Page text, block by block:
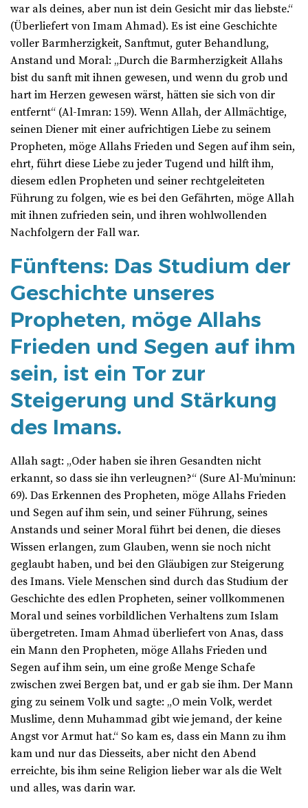
war als deines, aber nun ist dein Gesicht mir das liebste.“
(Überliefert von Imam Ahmad). Es ist eine Geschichte
voller Barmherzigkeit, Sanftmut, guter Behandlung,
Anstand und Moral: „Durch die Barmherzigkeit Allahs
bist du sanft mit ihnen gewesen, und wenn du grob und
hart im Herzen gewesen wärst, hätten sie sich von dir
entfernt“ (Al-Imran: 159). Wenn Allah, der Allmächtige,
seinen Diener mit einer aufrichtigen Liebe zu seinem
Propheten, möge Allahs Frieden und Segen auf ihm sein,
ehrt, führt diese Liebe zu jeder Tugend und hilft ihm,
diesem edlen Propheten und seiner rechtgeleiteten
Führung zu folgen, wie es bei den Gefährten, möge Allah
mit ihnen zufrieden sein, und ihren wohlwollenden
Nachfolgern der Fall war.
Fünftens: Das Studium der
Geschichte unseres
Propheten, möge Allahs
Frieden und Segen auf ihm
sein, ist ein Tor zur
Steigerung und Stärkung
des Imans.
Allah sagt: „Oder haben sie ihren Gesandten nicht
erkannt, so dass sie ihn verleugnen?“ (Sure Al-Mu’minun:
69). Das Erkennen des Propheten, möge Allahs Frieden
und Segen auf ihm sein, und seiner Führung, seines
Anstands und seiner Moral führt bei denen, die dieses
Wissen erlangen, zum Glauben, wenn sie noch nicht
geglaubt haben, und bei den Gläubigen zur Steigerung
des Imans. Viele Menschen sind durch das Studium der
Geschichte des edlen Propheten, seiner vollkommenen
Moral und seines vorbildlichen Verhaltens zum Islam
übergetreten. Imam Ahmad überliefert von Anas, dass
ein Mann den Propheten, möge Allahs Frieden und
Segen auf ihm sein, um eine große Menge Schafe
zwischen zwei Bergen bat, und er gab sie ihm. Der Mann
ging zu seinem Volk und sagte: „O mein Volk, werdet
Muslime, denn Muhammad gibt wie jemand, der keine
Angst vor Armut hat.“ So kam es, dass ein Mann zu ihm
kam und nur das Diesseits, aber nicht den Abend
erreichte, bis ihm seine Religion lieber war als die Welt
und alles, was darin war.